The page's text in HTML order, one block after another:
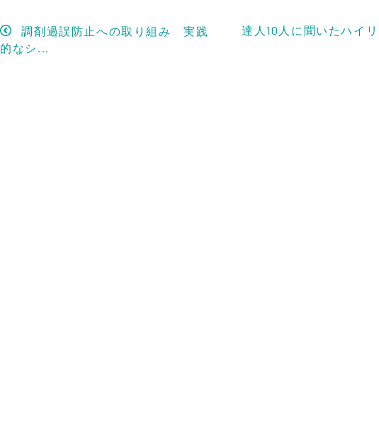
達人10人に聞いたハイ
調剤過誤防止への取り組み 実践
的なシ...